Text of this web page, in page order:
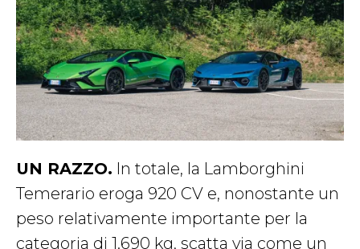
UN RAZZO. In totale, la Lamborghini
Temerario eroga 920 CV e, nonostante un
peso relativamente importante per la
categoria di 1.690 kg, scatta via come un